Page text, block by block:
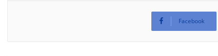
Facebook